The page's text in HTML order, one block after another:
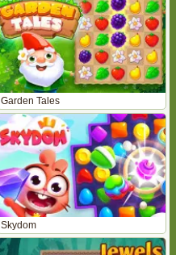
Garden Tales
Skydom